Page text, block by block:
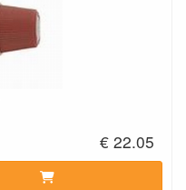
€ 22.05